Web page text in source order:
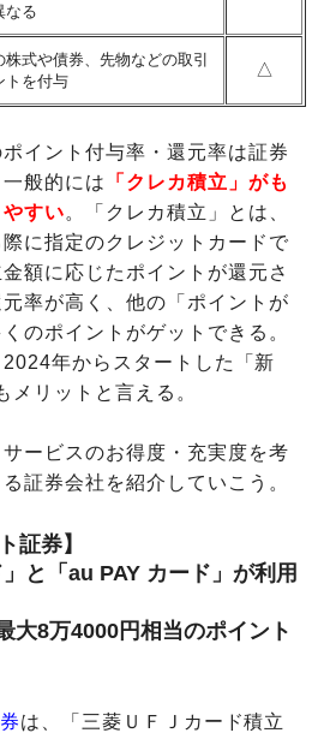
なる
株式や債券、先物などの取引
トを付与
△
イント付与率・還元率は証券
般的には
「クレカ積立」がも
すい。「クレカ積立」とは、
に指定のクレジットカードで
額に応じたポイントが還元さ
率が高く、他の「ポイントが
のポイントがゲットできる。
年からスタートした「新
リットと言える。
ービスのお得度・充実度を考
証券会社を紹介していこう。
証券】
」と「au PAY カード」が利用
大8万4000円相当のポイント
は、「三菱ＵＦＪカード積立